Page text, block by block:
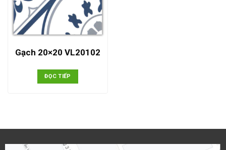
Gạch 20×20 VL20102
ĐỌC TIẾP